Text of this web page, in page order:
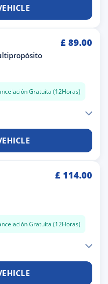
£ 89.00
Gratuita (12Horas)
£ 114.00
Gratuita (12Horas)